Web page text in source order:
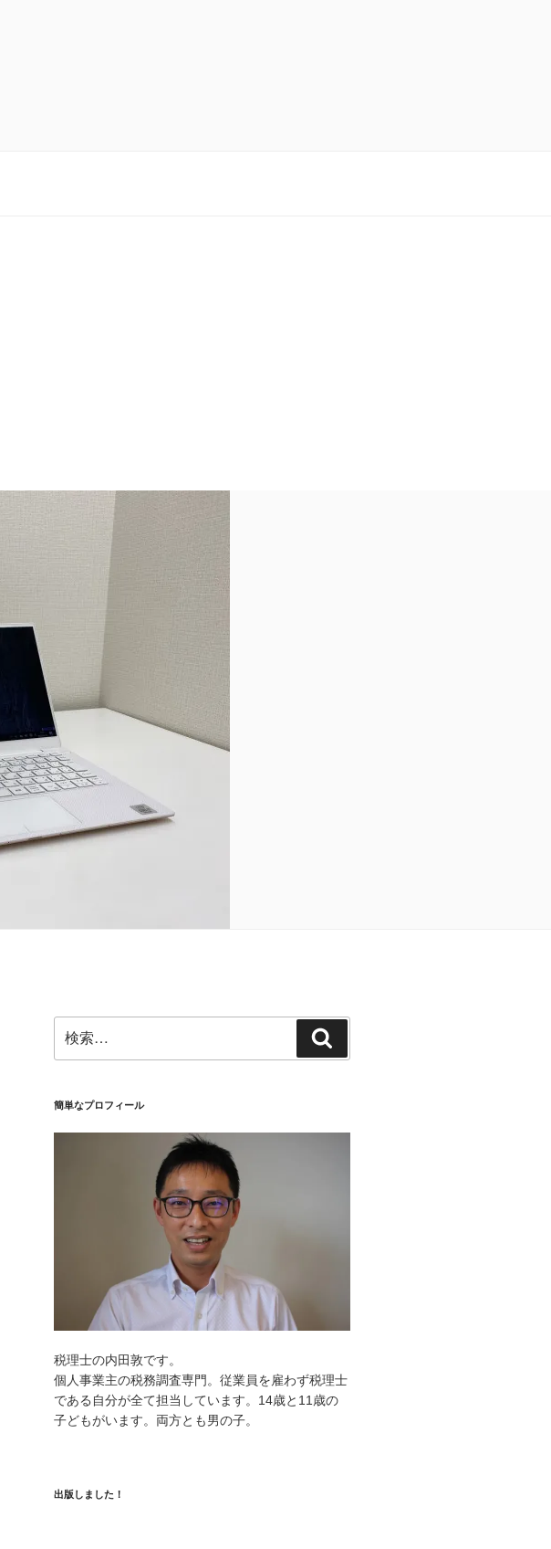
索:
索
簡単なプロフィール
税理士の内田敦です。
個人事業主の税務調査専門。従業員を雇わず税理士
である自分が全て担当しています。14歳と11歳の
子どもがいます。両方とも男の子。
出版しました！